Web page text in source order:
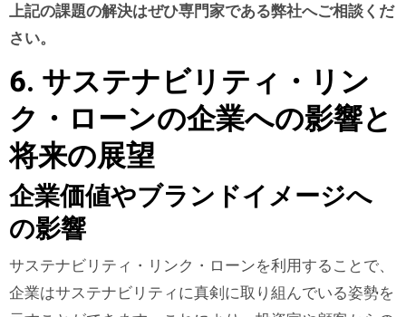
上記の課題の解決はぜひ専門家である弊社へご相談くだ
さい。
6. サステナビリティ・リン
ク・ローンの企業への影響と
将来の展望
企業価値やブランドイメージへ
の影響
サステナビリティ・リンク・ローンを利用することで、
企業はサステナビリティに真剣に取り組んでいる姿勢を